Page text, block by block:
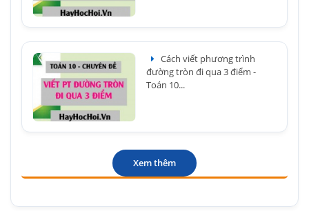
Cách viết phương trình
đường tròn đi qua 3 điểm -
Toán 10...
Xem thêm